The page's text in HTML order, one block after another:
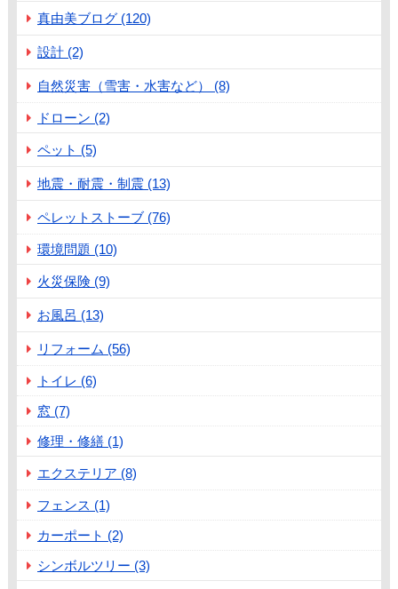
真由美ブログ (120)
設計 (2)
自然災害（雪害・水害など） (8)
ドローン (2)
ペット (5)
地震・耐震・制震 (13)
ペレットストーブ (76)
環境問題 (10)
火災保険 (9)
お風呂 (13)
リフォーム (56)
トイレ (6)
窓 (7)
修理・修繕 (1)
エクステリア (8)
フェンス (1)
カーポート (2)
シンボルツリー (3)